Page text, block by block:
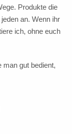
Produkte die
an. Wenn ihr
ich, ohne euch
man gut bedient,